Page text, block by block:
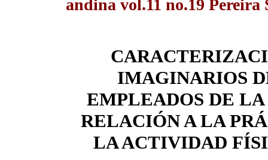
andina vol.11 no.19 Pereira
IMAGINARIOS
EMPLEADOS DE LA
RELACIÓN A LA
LA ACTIVIDAD